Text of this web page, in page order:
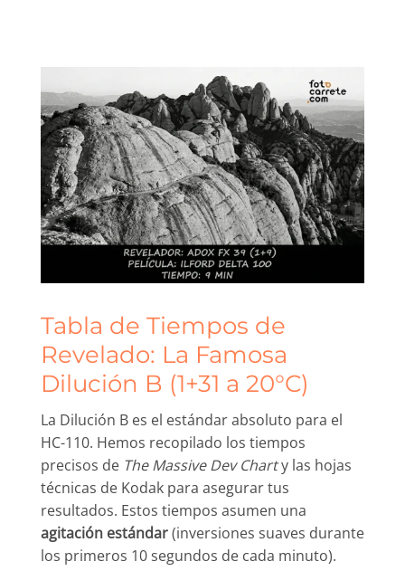
Tabla de Tiempos de
Revelado: La Famosa
Dilución B (1+31 a 20°C)
La Dilución B es el estándar absoluto para el
HC-110. Hemos recopilado los tiempos
precisos de The Massive Dev Charty las hojas
técnicas de Kodak para asegurar tus
resultados. Estos tiempos asumen una
agitación estándar(inversiones suaves durante
los primeros 10 segundos de cada minuto).